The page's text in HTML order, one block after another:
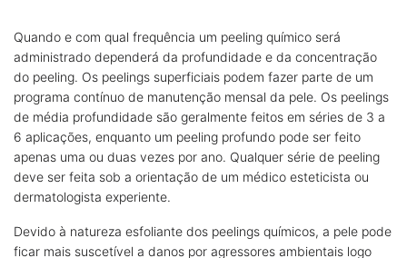
Quando e com qual frequência um peeling químico será
administrado dependerá da profundidade e da concentração
do peeling. Os peelings superficiais podem fazer parte de um
programa contínuo de manutenção mensal da pele. Os peelings
de média profundidade são geralmente feitos em séries de 3 a
6 aplicações, enquanto um peeling profundo pode ser feito
apenas uma ou duas vezes por ano. Qualquer série de peeling
deve ser feita sob a orientação de um médico esteticista ou
dermatologista experiente.
Devido à natureza esfoliante dos peelings químicos, a pele pode
ficar mais suscetível a danos por agressores ambientais logo